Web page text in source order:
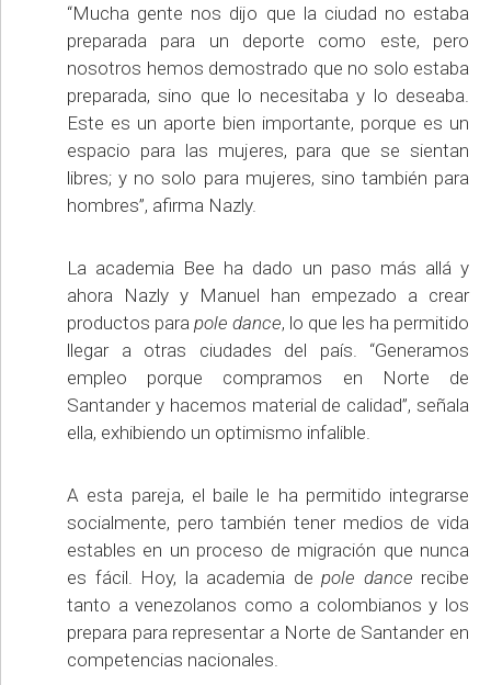
“Mucha gente nos dijo que la ciudad no estaba
preparada para un deporte como este, pero
nosotros hemos demostrado que no solo estaba
preparada, sino que lo necesitaba y lo deseaba.
Este es un aporte bien importante, porque es un
espacio para las mujeres, para que se sientan
libres; y no solo para mujeres, sino también para
hombres”, afirma Nazly.
La academia Bee ha dado un paso más allá y
ahora Nazly y Manuel han empezado a crear
productos para pole dance, lo que les ha permitido
llegar a otras ciudades del país. “Generamos
empleo porque compramos en Norte de
Santander y hacemos material de calidad”, señala
ella, exhibiendo un optimismo infalible.
A esta pareja, el baile le ha permitido integrarse
socialmente, pero también tener medios de vida
estables en un proceso de migración que nunca
es fácil. Hoy, la academia de pole dance recibe
tanto a venezolanos como a colombianos y los
prepara para representar a Norte de Santander en
competencias nacionales.